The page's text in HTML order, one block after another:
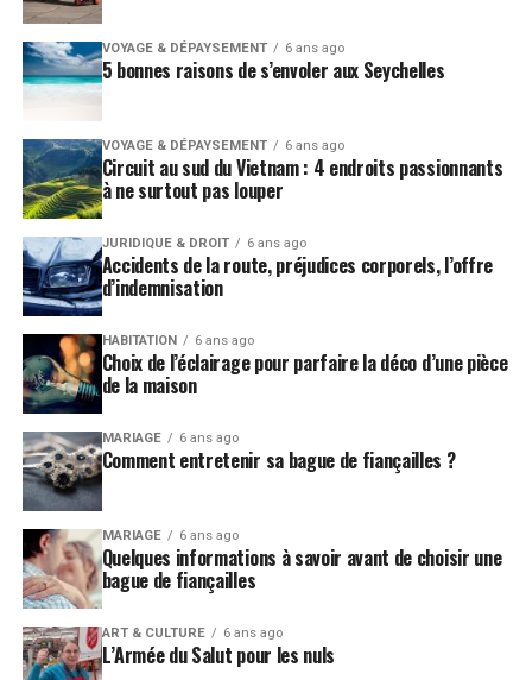
Ayez la présence d’esprit de vous coucher suffisamment
tôt le soir. Lorsque nous sommes fatigués, nous avons
tendance à ingérer des aliments sucrés ou gras.
VOYAGE & DÉPAYSEMENT 6 ans ago
5 bonnes raisons de s’envoler aux Seychelles
VOYAGE & DÉPAYSEMENT 6 ans ago
Circuit au sud du Vietnam : 4 endroits passionnants
à ne surtout pas louper
JURIDIQUE & DROIT 6 ans ago
Accidents de la route, préjudices corporels, l’offre
d’indemnisation
HABITATION 6 ans ago
Choix de l’éclairage pour parfaire la déco d’une pièce
de la maison
MARIAGE 6 ans ago
Comment entretenir sa bague de fiançailles ?
MARIAGE 6 ans ago
Quelques informations à savoir avant de choisir une
bague de fiançailles
ART & CULTURE 6 ans ago
L’Armée du Salut pour les nuls